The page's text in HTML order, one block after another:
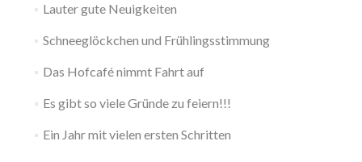
Lauter gute Neuigkeiten
Schneeglöckchen und Frühlingsstimmung
Das Hofcafé nimmt Fahrt auf
Es gibt so viele Gründe zu feiern!!!
Ein Jahr mit vielen ersten Schritten